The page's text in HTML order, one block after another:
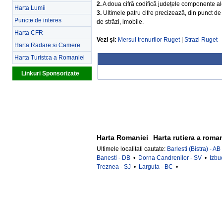
Harta Lumii
Puncte de interes
Harta CFR
Harta Radare si Camere
Harta Turistca a Romaniei
Linkuri Sponsorizate
2.A doua cifră codifică județele componente
3. Ultimele patru cifre precizează, din punct
de străzi, imobile.
Vezi și: Mersul trenurilor Ruget| Strazi Ruget
Harta Romaniei Harta rutiera a
Ultimele localitati cautate: Barlesti (Bistra) - AB
Banesti - DB • Dorna Candrenilor - SV •
Treznea - SJ • Larguta - BC •